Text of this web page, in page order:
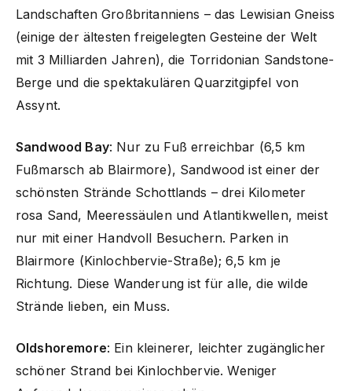
Landschaften Großbritanniens – das Lewisian Gneiss
(einige der ältesten freigelegten Gesteine der Welt
mit 3 Milliarden Jahren), die Torridonian Sandstone-
Berge und die spektakulären Quarzitgipfel von
Assynt.
Sandwood Bay: Nur zu Fuß erreichbar (6,5 km
Fußmarsch ab Blairmore), Sandwood ist einer der
schönsten Strände Schottlands – drei Kilometer
rosa Sand, Meeressäulen und Atlantikwellen, meist
nur mit einer Handvoll Besuchern. Parken in
Blairmore (Kinlochbervie-Straße); 6,5 km je
Richtung. Diese Wanderung ist für alle, die wilde
Strände lieben, ein Muss.
Oldshoremore: Ein kleinerer, leichter zugänglicher
schöner Strand bei Kinlochbervie. Weniger